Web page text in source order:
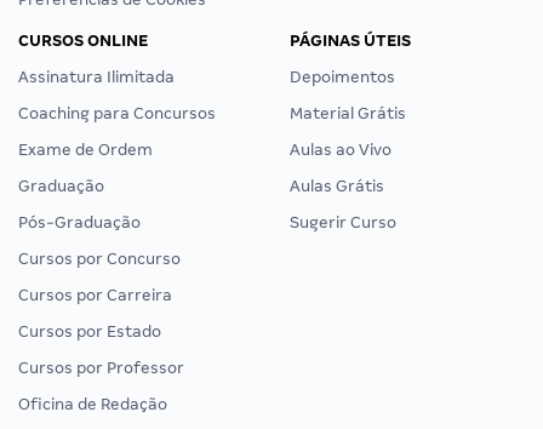
CURSOS ONLINE
Assinatura Ilimitada
Coaching para Concursos
Exame de Ordem
Graduação
Pós-Graduação
Cursos por Concurso
Cursos por Carreira
Cursos por Estado
Cursos por Professor
Oficina de Redação
PÁGINAS ÚTEIS
Depoimentos
Material Grátis
Aulas ao Vivo
Aulas Grátis
Sugerir Curso